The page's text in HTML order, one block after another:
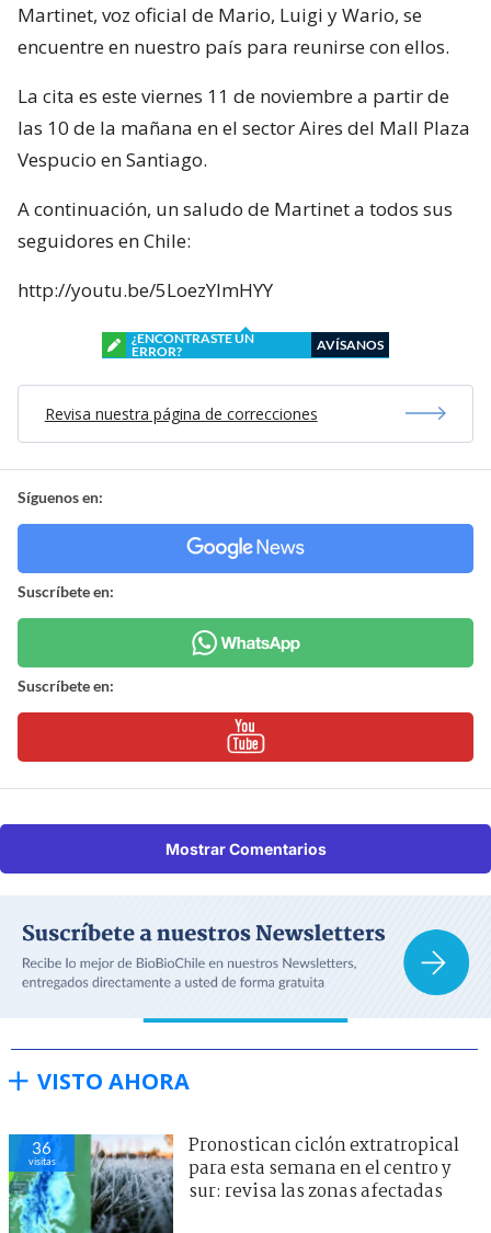
Martinet, voz oficial de Mario, Luigi y Wario, se
encuentre en nuestro país para reunirse con ellos.
La cita es este viernes 11 de noviembre a partir de
las 10 de la mañana en el sector Aires del Mall Plaza
Vespucio en Santiago.
A continuación, un saludo de Martinet a todos sus
seguidores en Chile:
http://youtu.be/5LoezYlmHYY
¿ENCONTRASTE UN
ERROR?
AVÍSANOS
Revisa nuestra página de correcciones
Síguenos en:
Suscríbete en:
Suscríbete en:
Mostrar Comentarios
VISTO AHORA
36
visitas
Pronostican ciclón extratropical
para esta semana en el centro y
sur: revisa las zonas afectadas